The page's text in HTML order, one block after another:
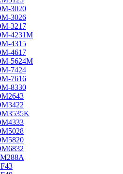
3020
3026
3217
4231M
4315
4617
5624M
7424
7616
8330